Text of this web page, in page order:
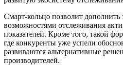
Смарт-кольцо позволит
возможностями отслеживания
показателей. Кроме того, такой
где конкуренты уже успели
развиваются альтернативные
производителей.